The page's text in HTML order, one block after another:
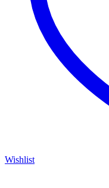
Wishlist